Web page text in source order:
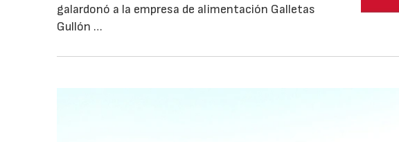
galardonó a la empresa de alimentación Galletas
Gullón …